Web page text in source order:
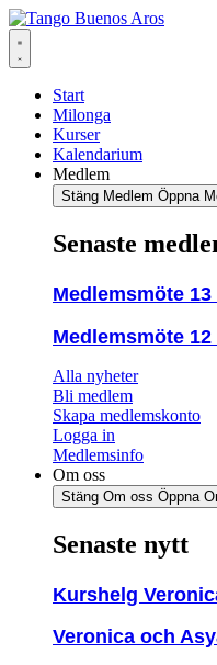
Hoppa
till
innehåll
Start
Milonga
Kurser
Kalendarium
Medlem
Stäng Medlem Öppna
Senaste
Medlemsmöte
Medlemsmöte
Alla nyheter
Bli medlem
Skapa medlemskonto
Logga in
Medlemsinfo
Om oss
Stäng Om oss Öppna
Senaste nytt
Kurshelg
Veronica och